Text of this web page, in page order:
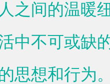
之间的温暖
中不可或缺
思想和行为